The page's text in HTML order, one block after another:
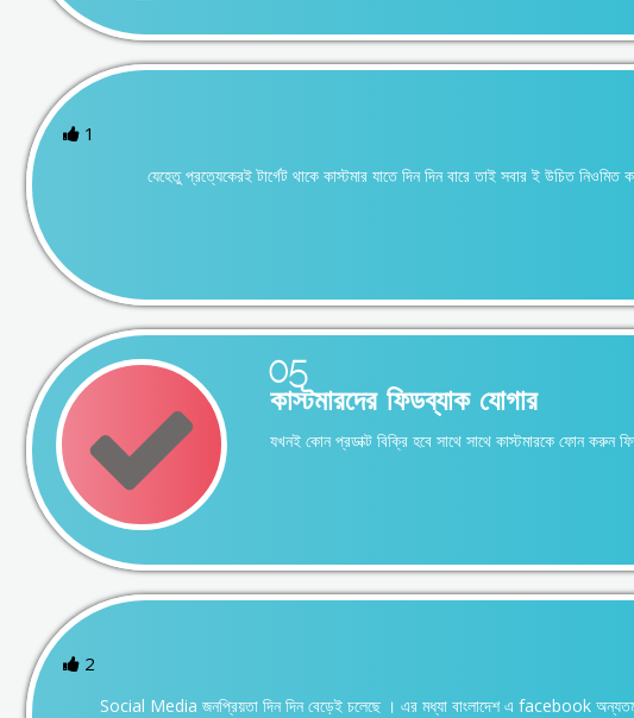
1
যেহেতু প্রত্যেকেরই টার্গেট থাকে কাস্টমার যাতে দিন দিন বারে তাই সবার ই উচিত
05
কাস্টমারদের ফিডব্যাক যোগার
যখনই কোন প্রডাক্ট বিক্রি হবে সাথে সাথে কাস্টমারকে ফোন
2
Social Media জনপ্রিয়তা দিন দিন বেড়েই চলেছে । এর মধ্যা বাংলাদেশ এ facebook